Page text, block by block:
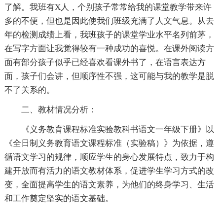
了解。我班有X人，个别孩子常常给我的课堂教学带来许
多的不便，但也是因此使我们班级充满了人文气息。从去
年的检测成绩上看，我班孩子的课堂学业水平名列前茅，
在写字方面让我觉得较有一种成功的喜悦。在课外阅读方
面有部分孩子似乎已经喜欢看课外书了，在语言表达方
面，孩子们会讲，但顺序性不强，这可能与我的教学是脱
不了关系的。
二、教材情况分析：
《义务教育课程标准实验教科书语文一年级下册》以
《全日制义务教育语文课程标准（实验稿）》为依据，遵
循语文学习的规律，顺应学生的身心发展特点，致力于构
建开放而有活力的语文教材体系，促进学生学习方式的改
变，全面提高学生的语文素养，为他们的终身学习、生活
和工作奠定坚实的语文基础。